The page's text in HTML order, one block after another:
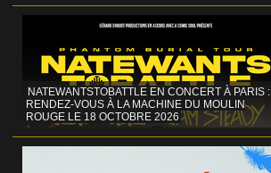
NATEWANTSTOBATTLE EN CONCERT À PARIS :
RENDEZ-VOUS À LA MACHINE DU MOULIN
ROUGE LE 18 OCTOBRE 2026